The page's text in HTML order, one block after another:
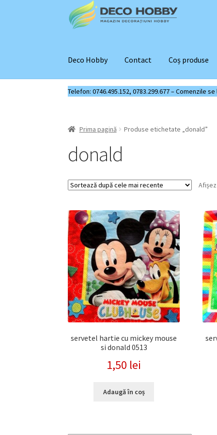
Sari
la
navigare
Sari
la
conținut
Deco Hobby Contact Coș produse
Telefon: 0746.495.152, 0783.299.677 – Comenzile
Prima pagină Produse etichetate „donald”
donald
servetel hartie cu mickey mouse
si donald 0513
1,50 lei
Adaugă în coș